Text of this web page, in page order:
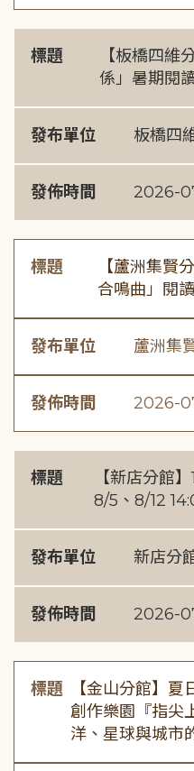
標題
【板橋四維
係」暑期閱
發布單位 板橋四
發佈時間 2026-
標題
【蘆洲集賢
合鳴曲」閱
發布單位 蘆洲集
發佈時間 2026-
標題
【新店分館
8/5、8/12
發布單位 新店分
發佈時間 2026-
標題
【金山分館】
創作樂園『指尖
洋、星球與城市